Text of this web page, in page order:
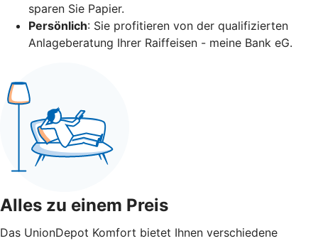
sparen Sie Papier.
Persönlich: Sie profitieren von der qualifizierten
Anlageberatung Ihrer Raiffeisen - meine Bank eG.
Alles zu einem Preis
Das UnionDepot Komfort bietet Ihnen verschiedene